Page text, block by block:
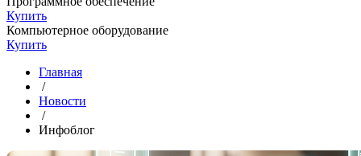
Купить
Компьютерное оборудование
Купить
Главная
/
Новости
/
Инфоблог